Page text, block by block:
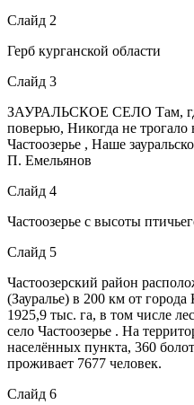
Слайд 2
Герб курганской области
Слайд 3
ЗАУРАЛЬСКОЕ СЕЛО Там, где
поверью, Никогда не
Частоозерье , Наше
П. Емельянов
Слайд 4
Частоозерье с высоты
Слайд 5
Частоозерский район
(Зауралье) в 200 км от
1925,9 тыс. га, в том числе
село Частоозерье . На
населённых пункта, 360
проживает 7677 человек.
Слайд 6